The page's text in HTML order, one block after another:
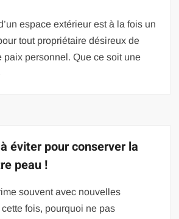
espace extérieur est à la fois un
tout propriétaire désireux de
paix personnel. Que ce soit une
éviter pour conserver la
peau !
souvent avec nouvelles
fois, pourquoi ne pas